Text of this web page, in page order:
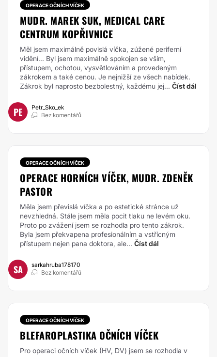
OPERACE OČNÍCH VÍČEK
MUDR. MAREK SUK, MEDICAL CARE
CENTRUM KOPŘIVNICE
Měl jsem maximálně povislá víčka, zúžené periferní
vidění... Byl jsem maximálně spokojen se vším,
přístupem, ochotou, vysvětlováním a provedeným
zákrokem a také cenou. Je nejnižší ze všech nabídek.
Zákrok byl naprosto bezbolestný, každému jej... Číst dál
PE
Petr_Sko_ek
Bez komentářů
OPERACE OČNÍCH VÍČEK
OPERACE HORNÍCH VÍČEK, MUDR. ZDENĚK
PASTOR
Měla jsem převislá víčka a po estetické stránce už
nevzhledná. Stále jsem měla pocit tlaku ne levém oku.
Proto po zvážení jsem se rozhodla pro tento zákrok.
Byla jsem překvapena profesionálním a vstřícným
přístupem nejen pana doktora, ale... Číst dál
SA
sarkahruba178170
Bez komentářů
OPERACE OČNÍCH VÍČEK
BLEFAROPLASTIKA OČNÍCH VÍČEK
Pro operaci očních víček (HV, DV) jsem se rozhodla v